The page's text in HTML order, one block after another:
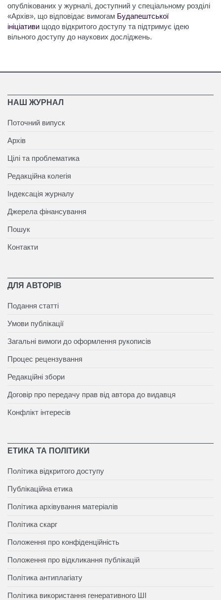
опублікованих у журналі, доступний у спеціальному розділі
«Архів», що відповідає вимогам Будапештської
ініціативи щодо відкритого доступу та підтримує ідею
вільного доступу до наукових досліджень.
НАШ ЖУРНАЛ
Поточний випуск
Архів
Цілі та проблематика
Редакційна колегія
Індексація журналу
Джерела фінансування
Пошук
Контакти
ДЛЯ АВТОРІВ
Подання статті
Умови публікації
Загальні вимоги до оформлення рукописів
Процес рецензування
Редакційні збори
Договір про передачу прав від автора до видавця
Конфлікт інтересів
ЕТИКА ТА ПОЛІТИКИ
Політика відкритого доступу
Публікаційна етика
Політика архівування матеріалів
Політика скарг
Положення про конфіденційність
Положення про відкликання публікацій
Політика антиплагіату
Політика використання генеративного ШІ